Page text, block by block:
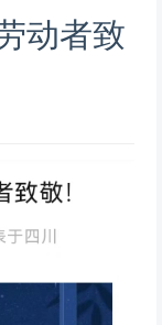
动者致